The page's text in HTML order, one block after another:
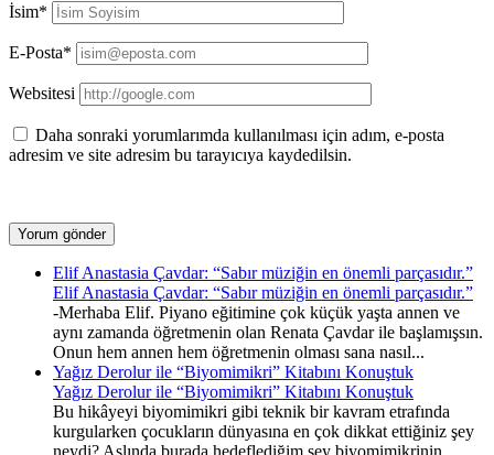
İsim*
E-Posta*
Websitesi
Daha sonraki yorumlarımda kullanılması için adım, e-posta
adresim ve site adresim bu tarayıcıya kaydedilsin.
Elif Anastasia Çavdar: “Sabır müziğin en önemli parçasıdır.”
Elif Anastasia Çavdar: “Sabır müziğin en önemli parçasıdır.”
-Merhaba Elif. Piyano eğitimine çok küçük yaşta annen ve
aynı zamanda öğretmenin olan Renata Çavdar ile başlamışsın.
Onun hem annen hem öğretmenin olması sana nasıl...
Yağız Derolur ile “Biyomimikri” Kitabını Konuştuk
Yağız Derolur ile “Biyomimikri” Kitabını Konuştuk
Bu hikâyeyi biyomimikri gibi teknik bir kavram etrafında
kurgularken çocukların dünyasına en çok dikkat ettiğiniz şey
neydi? Aslında burada hedeflediğim şey biyomimikrinin